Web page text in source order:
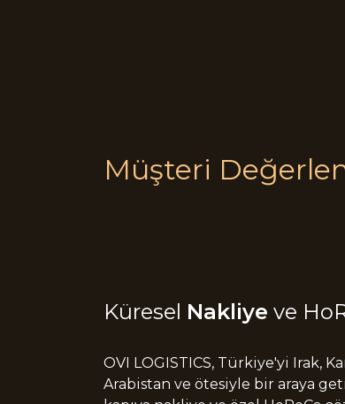
Müşteri
Küresel Nakliye ve
OVI LOGISTICS, Türkiye'yi Irak,
Arabistan ve ötesiyle bir araya